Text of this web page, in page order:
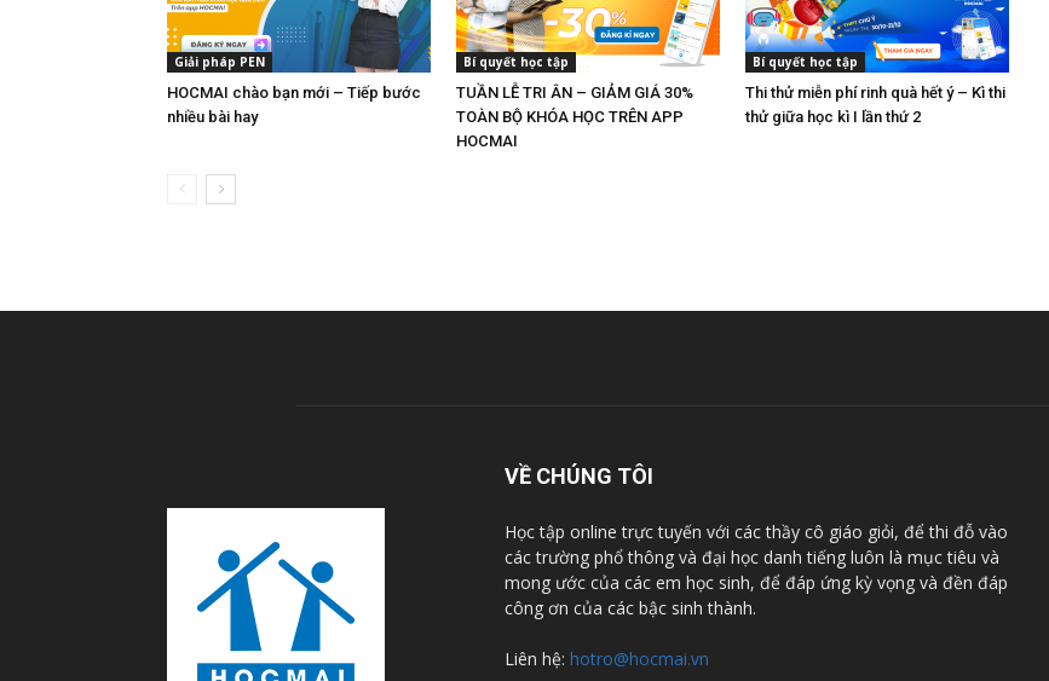
Giải pháp PEN
HOCMAI chào bạn mới – Tiếp bước
nhiều bài hay
Bí quyết học tập
TUẦN LỄ TRI ÂN – GIẢM GIÁ 30%
TOÀN BỘ KHÓA HỌC TRÊN APP
HOCMAI
Bí quyết học tập
Thi thử miễn phí rinh quà hết ý – Kì thi
thử giữa học kì I lần thứ 2
VỀ CHÚNG TÔI
Học tập online trực tuyến với các thầy cô giáo giỏi, để thi đỗ vào
các trường phổ thông và đại học danh tiếng luôn là mục tiêu và
mong ước của các em học sinh, để đáp ứng kỳ vọng và đền đáp
công ơn của các bậc sinh thành.
Liên hệ: hotro@hocmai.vn